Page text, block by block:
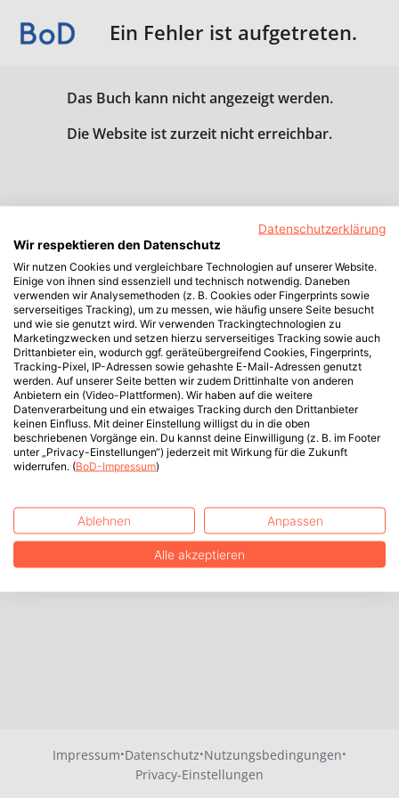
Ein Fehler ist aufgetreten.
Das Buch kann nicht angezeigt werden.
Die Website ist zurzeit nicht erreichbar.
Impressum·Datenschutz·Nutzungsbedingungen·
Privacy-Einstellungen
Datenschutzerklärung
Wir respektieren den Datenschutz
Wir nutzen Cookies und vergleichbare Technologien auf unserer Website.
Einige von ihnen sind essenziell und technisch notwendig. Daneben
verwenden wir Analysemethoden (z. B. Cookies oder Fingerprints sowie
serverseitiges Tracking), um zu messen, wie häufig unsere Seite besucht
und wie sie genutzt wird. Wir verwenden Trackingtechnologien zu
Marketingzwecken und setzen hierzu serverseitiges Tracking sowie auch
Drittanbieter ein, wodurch ggf. geräteübergreifend Cookies, Fingerprints,
Tracking-Pixel, IP-Adressen sowie gehashte E-Mail-Adressen genutzt
werden. Auf unserer Seite betten wir zudem Drittinhalte von anderen
Anbietern ein (Video-Plattformen). Wir haben auf die weitere
Datenverarbeitung und ein etwaiges Tracking durch den Drittanbieter
keinen Einfluss. Mit deiner Einstellung willigst du in die oben
beschriebenen Vorgänge ein. Du kannst deine Einwilligung (z. B. im Footer
unter „Privacy-Einstellungen“) jederzeit mit Wirkung für die Zukunft
widerrufen. (BoD-Impressum)
Ablehnen Anpassen
Alle akzeptieren